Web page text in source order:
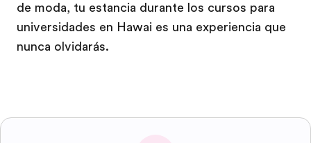
de moda, tu estancia durante los cursos para
universidades en Hawai es una experiencia que
nunca olvidarás.